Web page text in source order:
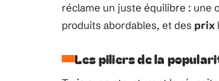
réclame un juste équilibre : une
produits abordables, et des prix
Les piliers de la